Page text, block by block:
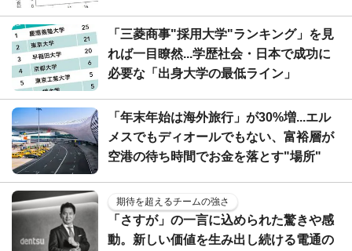
「三菱商事"採用大学"ランキング」を見
れば一目瞭然...学歴社会・日本で成功に
必要な「出身大学の最低ライン」
「年末年始は海外旅行」が30%増...エル
メスでもディオールでもない、富裕層が
空港の待ち時間でお金を落とす"場所"
期待を超えるチームの強さ
「さすが」の一言に込められた驚きや感
動。新しい価値を生み出し続ける電通の